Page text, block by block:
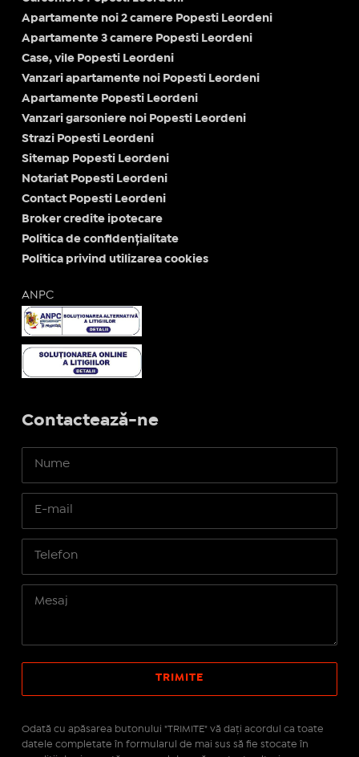
Apartamente noi 2 camere Popesti Leordeni
Apartamente 3 camere Popesti Leordeni
Case, vile Popesti Leordeni
Vanzari apartamente noi Popesti Leordeni
Apartamente Popesti Leordeni
Vanzari garsoniere noi Popesti Leordeni
Strazi Popesti Leordeni
Sitemap Popesti Leordeni
Notariat Popesti Leordeni
Contact Popesti Leordeni
Broker credite ipotecare
Politica de confidențialitate
Politica privind utilizarea cookies
ANPC
Contactează-ne
Odată cu apăsarea butonului "TRIMITE" vă daţi acordul ca toate
datele completate în formularul de mai sus să fie stocate în